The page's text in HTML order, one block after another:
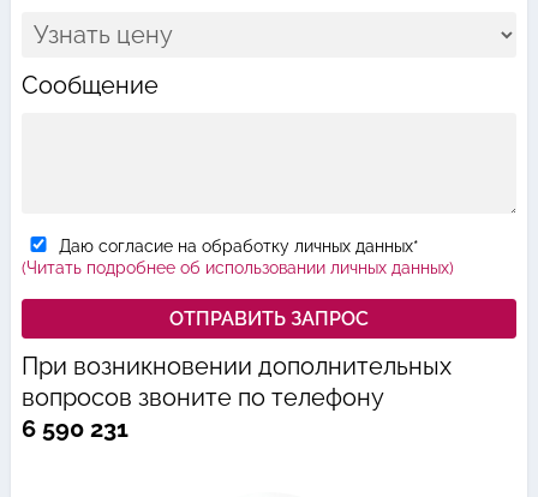
Сообщение
Даю согласие на обработку личных данных*
(Читать подробнее об использовании личных данных)
При возникновении дополнительных
вопросов звоните по телефону
6 590 231